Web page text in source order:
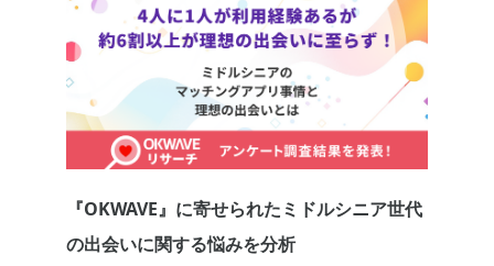
『OKWAVE』に寄せられたミドルシニア世代
の出会いに関する悩みを分析